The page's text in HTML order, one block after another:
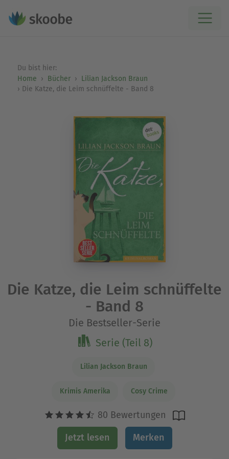
Du bist hier:
Home
Bücher
Lilian Jackson Braun
Die Katze, die Leim schnüffelte - Band 8
Die Katze, die Leim schnüffelte
- Band 8
Die Bestseller-Serie
Serie (Teil 8)
Lilian Jackson Braun
Krimis Amerika Cosy Crime
80 Bewertungen
Jetzt lesen Merken